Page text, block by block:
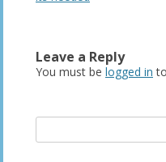
Leave a Reply
You must be logged in
for: